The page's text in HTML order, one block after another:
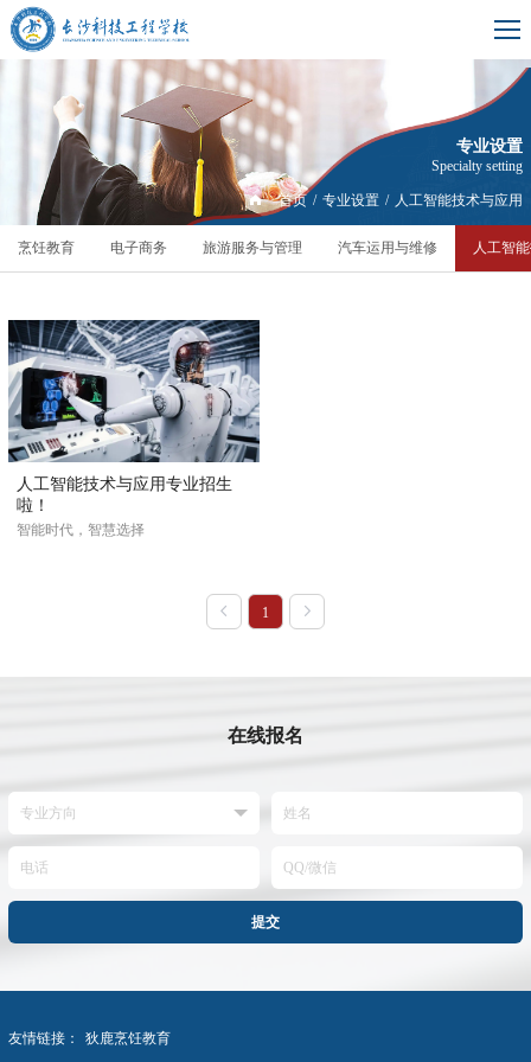
专业设置
Specialty setting
首页 / 专业设置 / 人工智能技术与应用
烹饪教育 电子商务 旅游服务与管理 汽车运用与维修 人工智
人工智能技术与应用专业招生
啦！
智能时代，智慧选择
1
在线报名
提交
友情链接： 狄鹿烹饪教育